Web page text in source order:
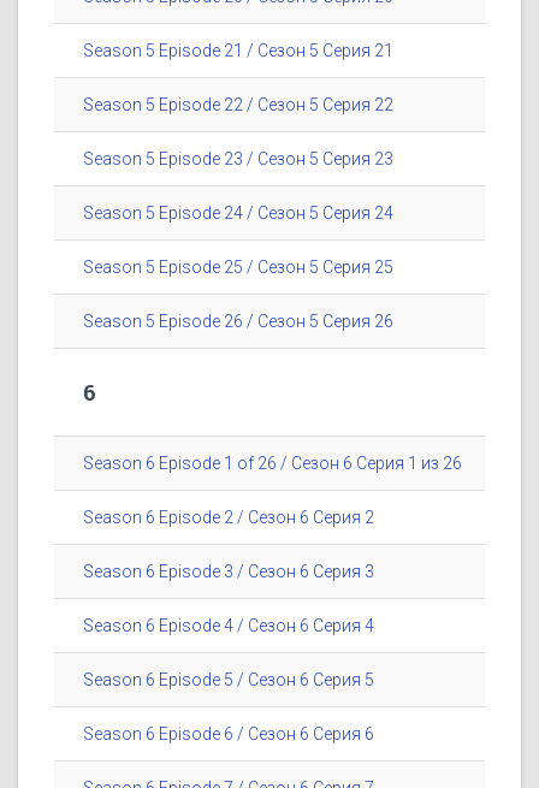
Season 5 Episode 21 / Сезон 5 Серия 21
Season 5 Episode 22 / Сезон 5 Серия 22
Season 5 Episode 23 / Сезон 5 Серия 23
Season 5 Episode 24 / Сезон 5 Серия 24
Season 5 Episode 25 / Сезон 5 Серия 25
Season 5 Episode 26 / Сезон 5 Серия 26
6
Season 6 Episode 1 of 26 / Сезон 6 Серия 1 из 26
Season 6 Episode 2 / Сезон 6 Серия 2
Season 6 Episode 3 / Сезон 6 Серия 3
Season 6 Episode 4 / Сезон 6 Серия 4
Season 6 Episode 5 / Сезон 6 Серия 5
Season 6 Episode 6 / Сезон 6 Серия 6